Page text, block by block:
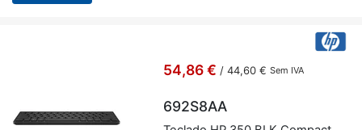
54,86 € / 44,60 € Sem IVA
692S8AA